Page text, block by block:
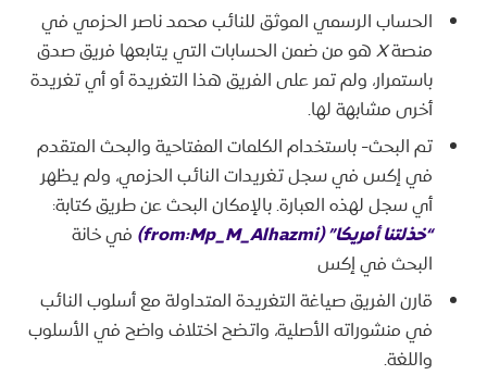
الحساب الرسمي الموثق للنائب محمد ناصر الحزمي في
منصةXهو من ضمن الحسابات التي يتابعها فريق صدق
باستمرار، ولم تمر على الفريق هذا التغريدة أو أي تغريدة
أخرى مشابهة لها.
تم البحث- باستخدام الكلمات المفتاحية والبحث المتقدم
في إكس في سجل تغريدات النائب الحزمي، ولم يظهر
أي سجل لهذه العبارة. بالإمكان البحث عن طريق كتابة:
“خذلتنا أمريكا” (from:Mp_M_Alhazmi)
في خانة
البحث في إكس
قارن الفريق صياغة التغريدة المتداولة مع أسلوب النائب
في منشوراته الأصلية، واتضح اختلاف واضح في الأسلوب
واللغة.